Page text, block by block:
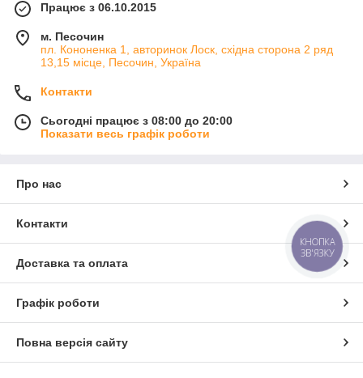
Працює з 06.10.2015
м. Песочин
пл. Кононенка 1, авторинок Лоск, східна сторона 2 ряд
13,15 місце, Песочин, Україна
Контакти
Сьогодні працює з 08:00 до 20:00
Показати весь графік роботи
Про нас
Контакти
Доставка та оплата
Графік роботи
Повна версія сайту
КНОПКА
ЗВ'ЯЗКУ